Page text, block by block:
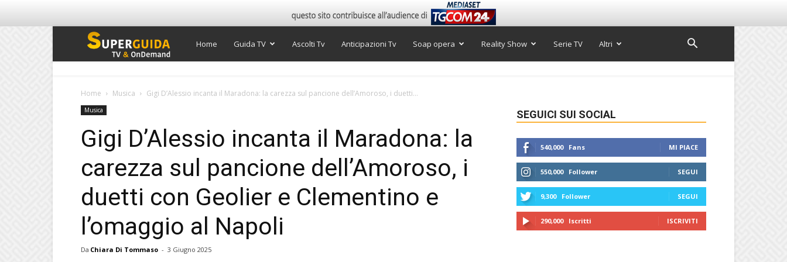
Super
Home Guida TV Ascolti Tv Anticipazioni Tv Soap opera Reality Show Serie TV Altri
Home Musica Gigi D’Alessio incanta il Maradona: la carezza sul pancione dell’Amoroso, i duetti...
Musica
Gigi D’Alessio incanta il Maradona: la
carezza sul pancione dell’Amoroso, i
duetti con Geolier e Clementino e
l’omaggio al Napoli
Da Chiara Di Tommaso - 3 Giugno 2025
SEGUICI SUI SOCIAL
540,000 Fans MI PIACE
550,000 Follower SEGUI
9,300 Follower SEGUI
290,000 Iscritti ISCRIVITI